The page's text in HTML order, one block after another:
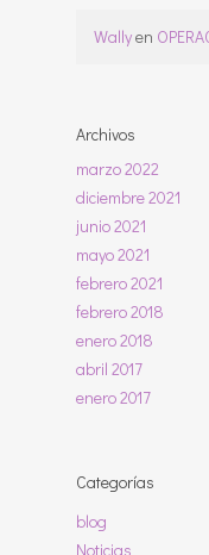
Wallyen
Archivos
marzo 2022
diciembre 2021
junio 2021
mayo 2021
febrero 2021
febrero 2018
enero 2018
abril 2017
enero 2017
Categorías
blog
Noticias